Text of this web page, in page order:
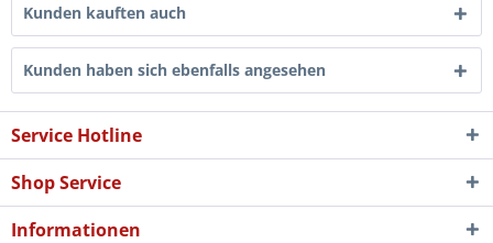
Kunden kauften auch
Kunden haben sich ebenfalls angesehen
Service Hotline
Shop Service
Informationen